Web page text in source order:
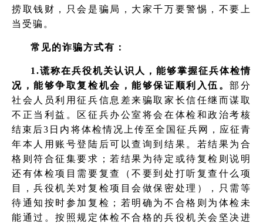
捞取钱财，只会是骗局，大家千万要警惕，不要上
当受骗。
常见的诈骗方式有：
1.谎称在兵役机关认识人，能够掌握征兵体检情
况，能够争取复检机会，能够保证顺利入伍。部分
社会人员利用征兵信息差来骗取家长信任继而谋取
不正当利益。区征兵办公室将会在体检和政治考核
结束后3日内将体检情况上传至全国征兵网，应征青
年本人用账号登陆后可以查询到结果。若结果为合
格则符合征集要求；若结果为待定或待复检则说明
还有体检项目需要复查（不要到处打听复查什么项
目，兵役机关对复检项目会做保密处理），只需等
待通知按时参加复检；若明确为不合格则为体检未
能通过。按照规定体检不合格的兵役机关会坚决进